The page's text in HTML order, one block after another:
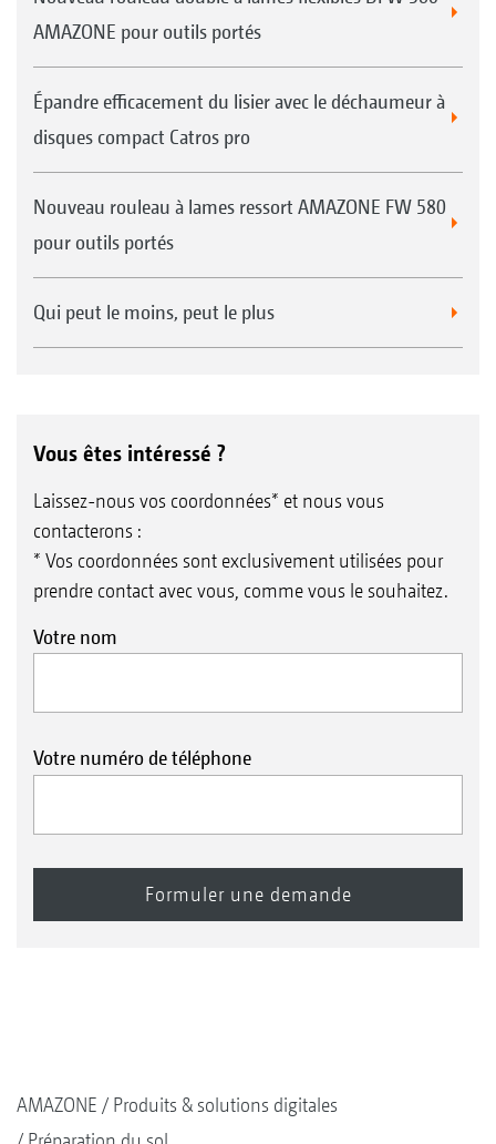
AMAZONE pour outils portés
Épandre efficacement du lisier avec le déchaumeur à
disques compact Catros pro
Nouveau rouleau à lames ressort AMAZONE FW 580
pour outils portés
Qui peut le moins, peut le plus
Vous êtes intéressé ?
Laissez-nous vos coordonnées* et nous vous
contacterons :
* Vos coordonnées sont exclusivement utilisées pour
prendre contact avec vous, comme vous le souhaitez.
Votre nom
Votre numéro de téléphone
AMAZONE
Produits & solutions digitales